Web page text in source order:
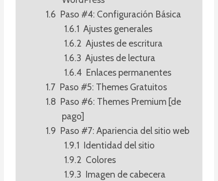
Paso #4: Configuración Básica
Ajustes generales
Ajustes de escritura
Ajustes de lectura
Enlaces permanentes
Paso #5: Themes Gratuitos
Paso #6: Themes Premium [de
pago]
Paso #7: Apariencia del sitio web
Identidad del sitio
Colores
Imagen de cabecera